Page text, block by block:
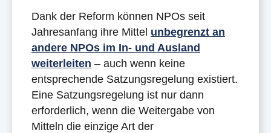
Dank der Reform können NPOs seit
Jahresanfang ihre Mittel unbegrenzt an
andere NPOs im In- und Ausland
weiterleiten – auch wenn keine
entsprechende Satzungsregelung existiert.
Eine Satzungsregelung ist nur dann
erforderlich, wenn die Weitergabe von
Mitteln die einzige Art der